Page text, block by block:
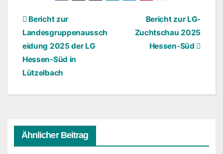
BeitragsnavigationBericht zur LG-
Zuchtschau 2025
Hessen-Süd
Bericht zur
Landesgruppenaussch
eidung 2025 der LG
Hessen-Süd in
Lützelbach
Ähnlicher Beitrag